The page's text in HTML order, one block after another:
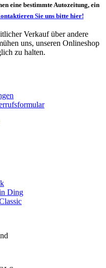
eine bestimmte Autozeitung, ein
Sie uns bitte hier!
Verkauf über andere
uns, unseren Onlineshop
zu halten.
Ding